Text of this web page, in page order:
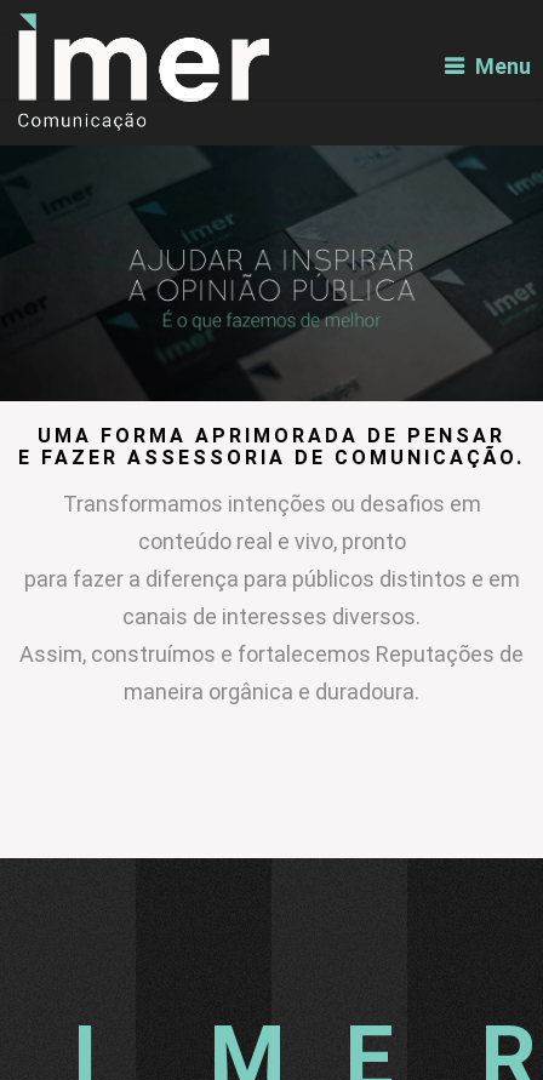
Menu
UMA FORMA APRIMORADA DE PENSAR
E FAZER ASSESSORIA DE COMUNICAÇÃO.
Transformamos intenções ou desafios em
conteúdo real e vivo, pronto
para fazer a diferença para públicos distintos e em
canais de interesses diversos.
Assim, construímos e fortalecemos Reputações de
maneira orgânica e duradoura.